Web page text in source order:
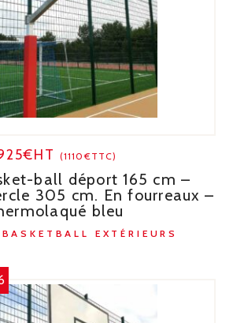
(1110€TTC)
ball déport 165 cm –
305 cm. En fourreaux –
bleu
EXTÉRIEURS